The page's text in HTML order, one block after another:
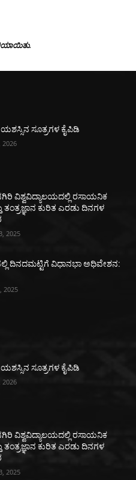
ಸೂತ್ರಗಳ ಕೈಪಿಡಿ
2026
ವಿಶ್ವವಿದ್ಯಾಲಯದಲ್ಲಿ ರಸಾಯನಿಕ
ತಂತ್ರಜ್ಞಾನ ಕುರಿತ ಎರಡು ದಿನಗಳ
2025
ದಿನದಮಟ್ಟಿಗೆ ವಿಧಾನಭಾ ಅಧಿವೇಶನ:
2025
ಸೂತ್ರಗಳ ಕೈಪಿಡಿ
2026
ವಿಶ್ವವಿದ್ಯಾಲಯದಲ್ಲಿ ರಸಾಯನಿಕ
ತಂತ್ರಜ್ಞಾನ ಕುರಿತ ಎರಡು ದಿನಗಳ
2025